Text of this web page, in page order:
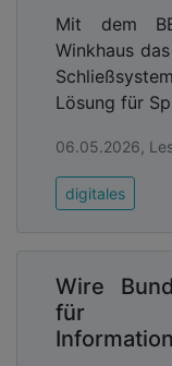
Mit dem
Winkhaus
Lösung für
06.05.2026,
digitales
Wire
für